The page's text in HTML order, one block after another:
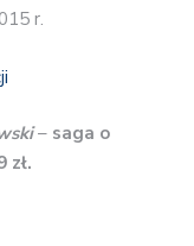
r.
– saga o
zł.